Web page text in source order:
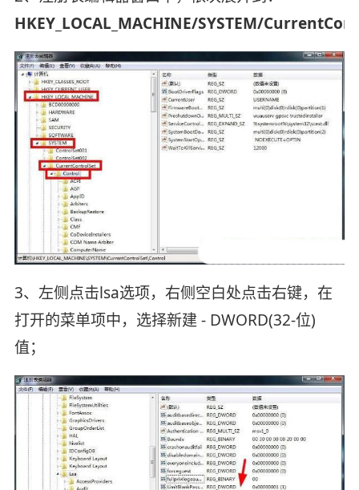
HKEY_LOCAL_MACHINE/SYSTEM/
3、左侧点击lsa选项，右侧空白处点击右键，在
打开的菜单项中，选择新建 - DWORD(32-位)
值；